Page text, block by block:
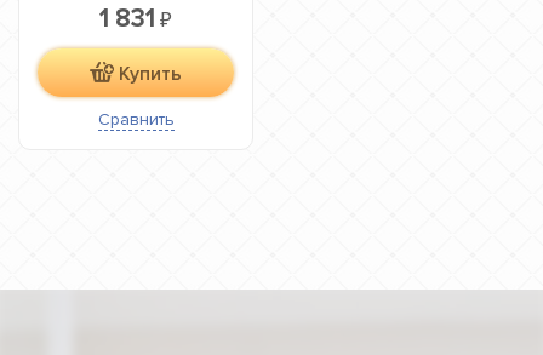
1 831 ₽
Купить
Сравнить